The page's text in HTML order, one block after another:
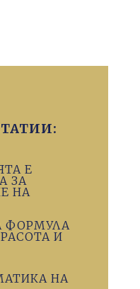
Е
ЗА
НА
ФОРМУЛА
И
НА